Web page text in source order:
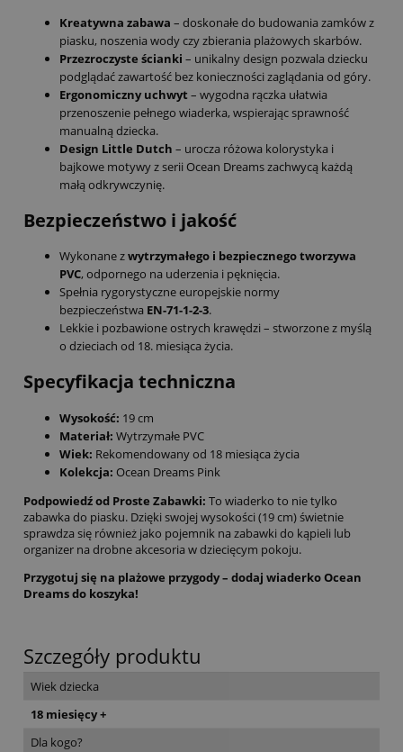
Kreatywna zabawa – doskonałe do budowania zamków z
piasku, noszenia wody czy zbierania plażowych skarbów.
Przezroczyste ścianki – unikalny design pozwala dziecku
podglądać zawartość bez konieczności zaglądania od góry.
Ergonomiczny uchwyt – wygodna rączka ułatwia
przenoszenie pełnego wiaderka, wspierając sprawność
manualną dziecka.
Design Little Dutch – urocza różowa kolorystyka i
bajkowe motywy z serii Ocean Dreams zachwycą każdą
małą odkrywczynię.
Bezpieczeństwo i jakość
Wykonane zwytrzymałego i bezpiecznego tworzywa
PVC, odpornego na uderzenia i pęknięcia.
Spełnia rygorystyczne europejskie normy
bezpieczeństwa EN-71-1-2-3.
Lekkie i pozbawione ostrych krawędzi – stworzone z myślą
o dzieciach od 18. miesiąca życia.
Specyfikacja techniczna
Wysokość: 19 cm
Materiał: Wytrzymałe PVC
Wiek: Rekomendowany od 18 miesiąca życia
Kolekcja: Ocean Dreams Pink
Podpowiedź od Proste Zabawki: To wiaderko to nie tylko
zabawka do piasku. Dzięki swojej wysokości (19 cm) świetnie
sprawdza się również jako pojemnik na zabawki do kąpieli lub
organizer na drobne akcesoria w dziecięcym pokoju.
Przygotuj się na plażowe przygody – dodaj wiaderko Ocean
Dreams do koszyka!
Szczegóły produktu
Wiek dziecka
18 miesięcy +
Dla kogo?